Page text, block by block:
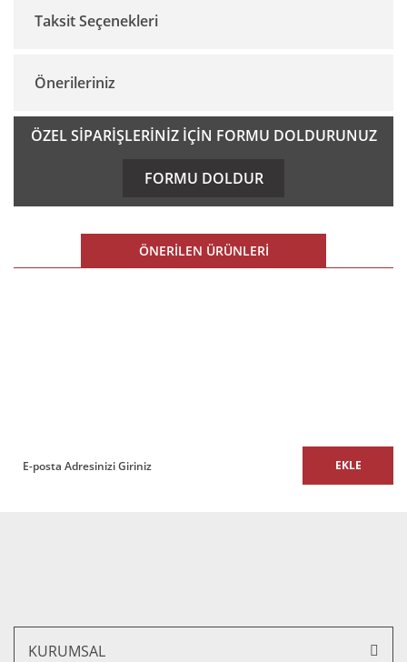
Bu ürüne ilk yorumu siz yapın!
Taksit Seçenekleri
Önerileriniz
Bu ürünün fiyat bilgisi, resim, ürün açıklamalarında ve diğer
konularda yetersiz gördüğünüz noktaları öneri formunu
kullanarak tarafımıza iletebilirsiniz.
Ürün resmi kalitesiz, bozuk veya görüntülenemiyor.
Ürün açıklamasında eksik bilgiler bulunuyor.
ÖZEL SİPARİŞLERİNİZ İÇİN FORMU DOLDURUNUZ
FORMU DOLDUR
ÖNERİLEN ÜRÜNLERİ
EKLE
KURUMSAL